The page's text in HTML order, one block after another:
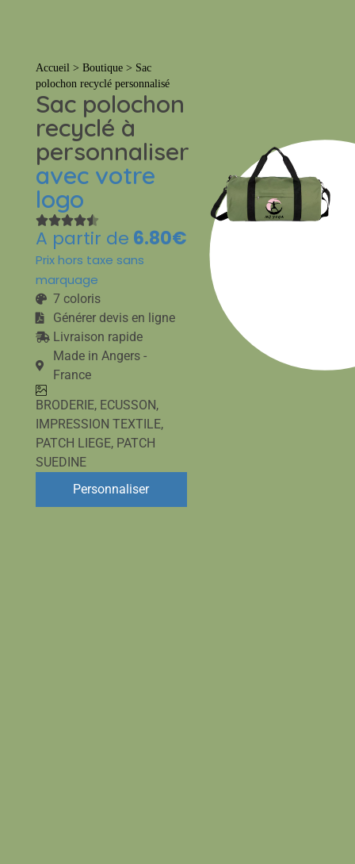
Accueil> Boutique> Sac
polochon recyclé personnalisé
Sac polochon
recyclé à
personnaliser
avec votre
logo
A partir de 6.80€
Prix hors taxe sans
marquage
7 coloris
Générer devis en ligne
Livraison rapide
Made in Angers -
France
BRODERIE, ECUSSON,
IMPRESSION TEXTILE,
PATCH LIEGE, PATCH
SUEDINE
Personnaliser